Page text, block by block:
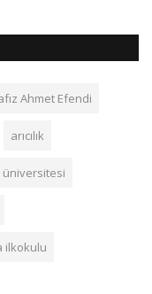
Ahmet Efendi
arıcılık
üniversitesi
ilkokulu